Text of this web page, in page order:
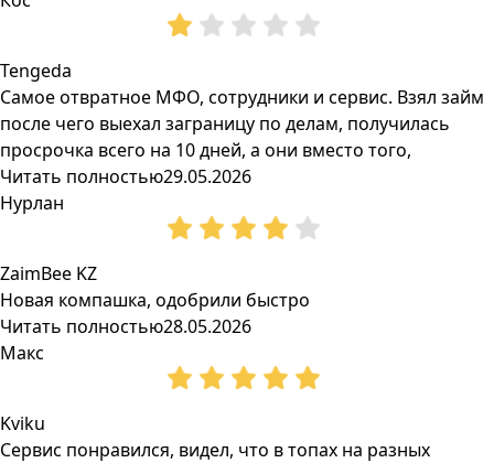
Tengeda
Самое отвратное МФО, сотрудники и сервис. Взял займ
после чего выехал заграницу по делам, получилась
просрочка всего на 10 дней, а они вместо того,
Читать полностью29.05.2026
Нурлан
ZaimBee KZ
Новая компашка, одобрили быстро
Читать полностью28.05.2026
Макс
Kviku
Сервис понравился, видел, что в топах на разных